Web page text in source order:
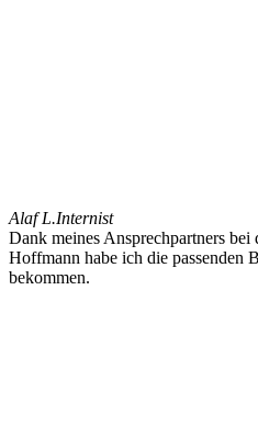
Alaf L.Internist
Dank meines Ansprechpartners
Hoffmann habe ich die passenden
bekommen.